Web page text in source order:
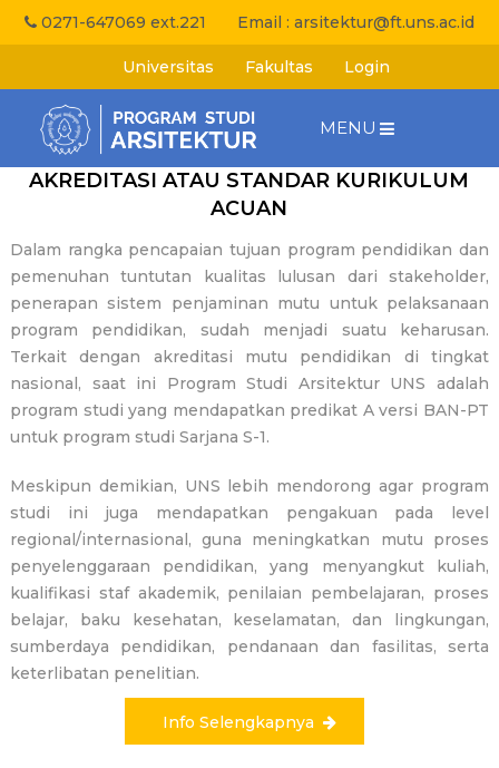
0271-647069 ext.221 Email : arsitektur@ft.uns.ac.id
Universitas Fakultas Login
MENU
AKREDITASI ATAU STANDAR KURIKULUM
ACUAN
Dalam rangka pencapaian tujuan program pendidikan dan
pemenuhan tuntutan kualitas lulusan dari stakeholder,
penerapan sistem penjaminan mutu untuk pelaksanaan
program pendidikan, sudah menjadi suatu keharusan.
Terkait dengan akreditasi mutu pendidikan di tingkat
nasional, saat ini Program Studi Arsitektur UNS adalah
program studi yang mendapatkan predikat A versi BAN-PT
untuk program studi Sarjana S-1.
Meskipun demikian, UNS lebih mendorong agar program
studi ini juga mendapatkan pengakuan pada level
regional/internasional, guna meningkatkan mutu proses
penyelenggaraan pendidikan, yang menyangkut kuliah,
kualifikasi staf akademik, penilaian pembelajaran, proses
belajar, baku kesehatan, keselamatan, dan lingkungan,
sumberdaya pendidikan, pendanaan dan fasilitas, serta
keterlibatan penelitian.
Info Selengkapnya